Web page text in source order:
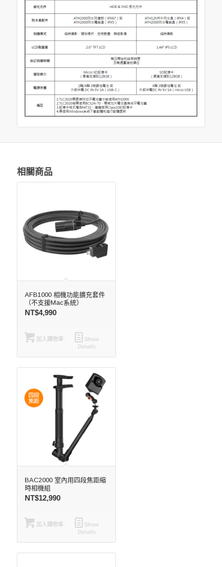
相關商品
AFB1000 相機功能擴充套件
（不支援Mac系統）
NT$4,990
加入購物車
Show
Details
BAC2000 室內用四段焦距縮
時相機組
NT$12,990
加入購物車
Show
Details